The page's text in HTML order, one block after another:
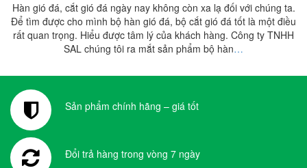
Hàn gió đá, cắt gió đá ngày nay không còn xa lạ đối với chúng ta.
Để tìm được cho mình bộ hàn gió đá, bộ cắt gió đá tốt là một điều
rất quan trọng. Hiểu được tâm lý của khách hàng. Công ty TNHH
SAL chúng tôi ra mắt sản phẩm bộ hàn…
Sản phẩm chính hãng – giá tốt
Đổi trả hàng trong vòng 7 ngày